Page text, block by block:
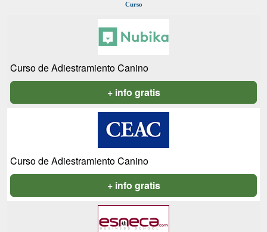
Curso
Curso de Adiestramiento Canino
+ info gratis
Curso de Adiestramiento Canino
+ info gratis